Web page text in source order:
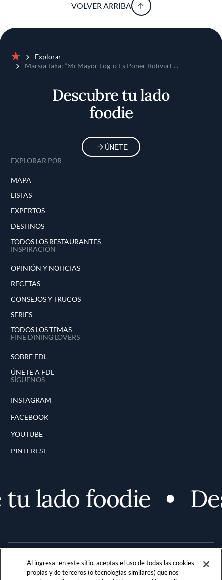
VOLVER ARRIBA
Inicio
Explorar
Marsia Taha: “Mi Mayor Logro Es Poner Bolivia E...
Descubre tu lado
foodie
ÚNETE
EXPLORAR POR
MAPA
LISTAS
EXPERTOS
DESTINOS
TODOS LOS RESTAURANTES
INSPIRACIÓN
OPINIÓN Y NOTICIAS
RECETAS
CONSEJOS Y TRUCOS
SERIES
TODOS LOS TEMAS
FINE DINING LOVERS
SOBRE FDL
ÚNETE A FDL
SÍGUENOS
INSTAGRAM
FACEBOOK
YOUTUBE
PINTEREST
lado foodie
Al ingresar en este sitio, aceptas el uso de todas las cookies
propias y de terceros (o tecnologías similares) que nos